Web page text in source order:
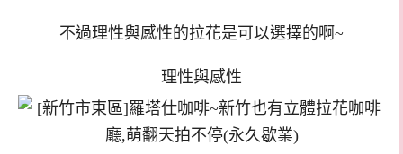
不過理性與感性的拉花是可以選擇的啊~
理性與感性